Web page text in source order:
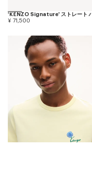
¥ 71,500